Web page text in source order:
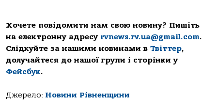
Хочете повідомити нам свою новину? Пишіть
на електронну адресу rvnews.rv.ua@gmail.com.
Слідкуйте за нашими новинами в Твіттер,
долучайтеся до нашої групи і сторінки у
Фейсбук.
Джерело: Новини Рівненщини